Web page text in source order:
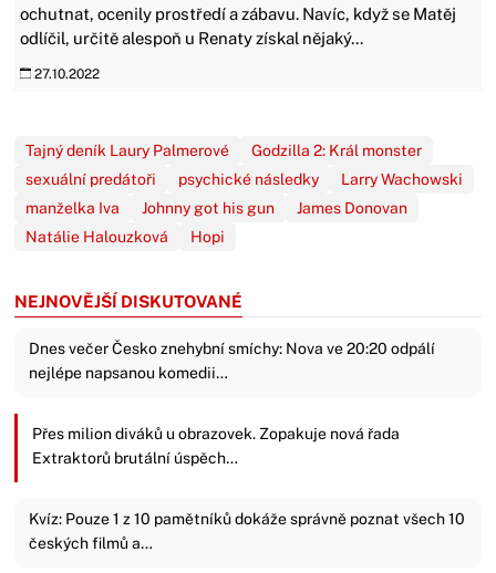
ochutnat, ocenily prostředí a zábavu. Navíc, když se Matěj
odlíčil, určitě alespoň u Renaty získal nějaký...
27.10.2022
Tajný deník Laury Palmerové
Godzilla 2: Král monster
sexuální predátoři
psychické následky
Larry Wachowski
manželka Iva
Johnny got his gun
James Donovan
Natálie Halouzková
Hopi
NEJNOVĚJŠÍ DISKUTOVANÉ
Dnes večer Česko znehybní smíchy: Nova ve 20:20 odpálí
nejlépe napsanou komedii…
Přes milion diváků u obrazovek. Zopakuje nová řada
Extraktorů brutální úspěch…
Kvíz: Pouze 1 z 10 pamětníků dokáže správně poznat všech 10
českých filmů a…